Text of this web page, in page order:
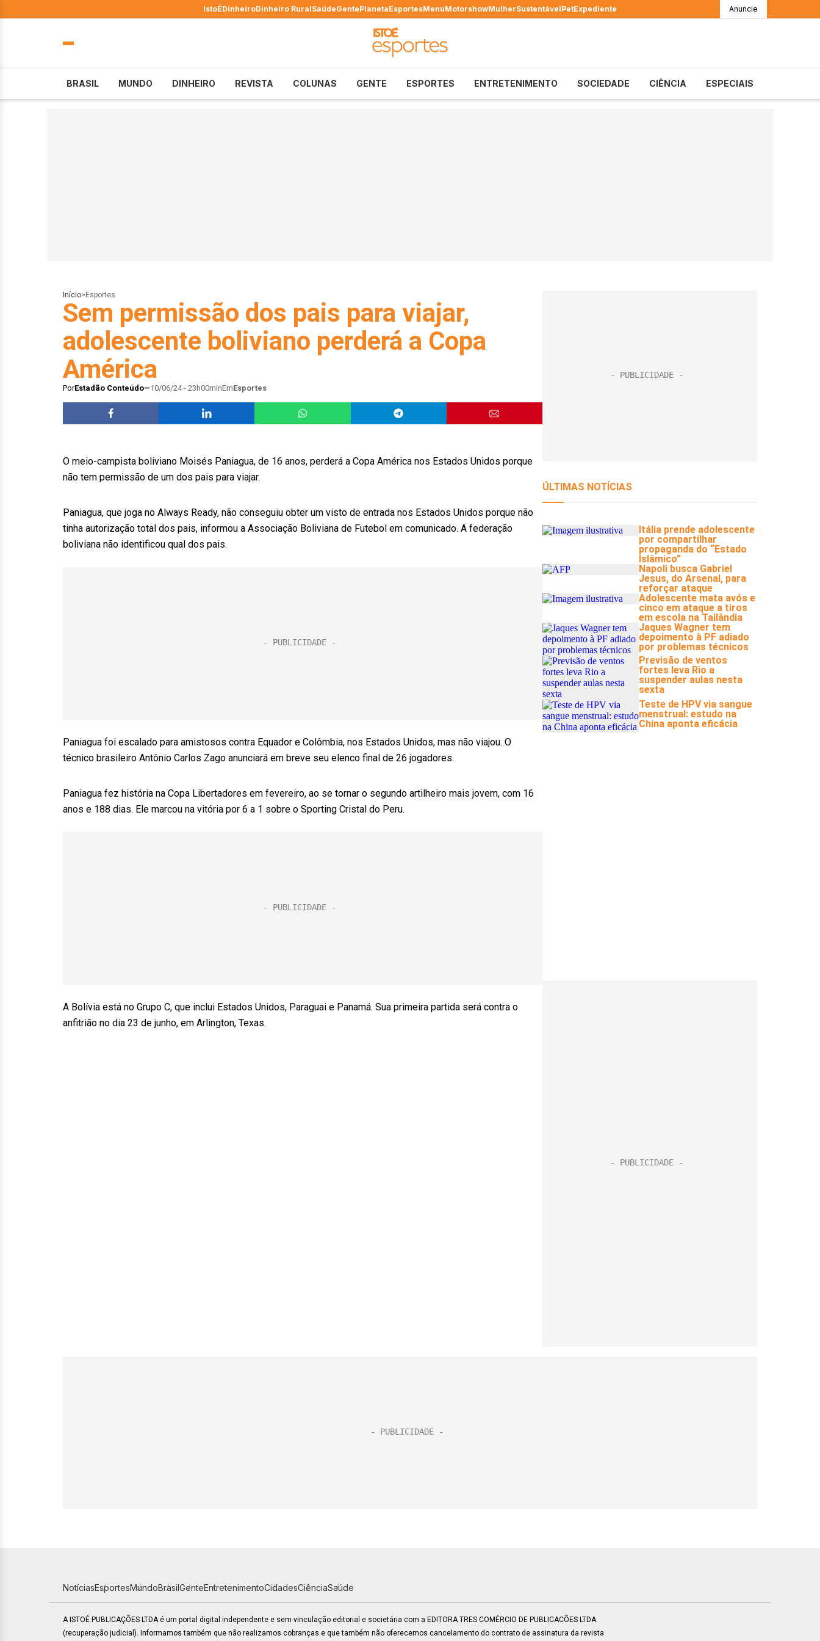
IstoÉDinheiroDinheiro RuralSaúdeGentePlanetaEsportesMenuMotorshowMulherSustentávelPetExpediente Anuncie
BRASIL MUNDO DINHEIRO REVISTA COLUNAS GENTE ESPORTES ENTRETENIMENTO SOCIEDADE CIÊNCIA ESPECIAIS
Início> Esportes
Sem permissão dos pais para viajar,
adolescente boliviano perderá a Copa
América
PorEstadão Conteúdo 10/06/24 - 23h00minEmEsportes
O meio-campista boliviano Moisés Paniagua, de 16 anos, perderá a Copa América nos Estados Unidos porque
não tem permissão de um dos pais para viajar.
Paniagua, que joga no Always Ready, não conseguiu obter um visto de entrada nos Estados Unidos porque não
tinha autorização total dos pais, informou a Associação Boliviana de Futebol em comunicado. A federação
boliviana não identificou qual dos pais.
Paniagua foi escalado para amistosos contra Equador e Colômbia, nos Estados Unidos, mas não viajou. O
técnico brasileiro Antônio Carlos Zago anunciará em breve seu elenco final de 26 jogadores.
Paniagua fez história na Copa Libertadores em fevereiro, ao se tornar o segundo artilheiro mais jovem, com 16
anos e 188 dias. Ele marcou na vitória por 6 a 1 sobre o Sporting Cristal do Peru.
A Bolívia está no Grupo C, que inclui Estados Unidos, Paraguai e Panamá. Sua primeira partida será contra o
anfitrião no dia 23 de junho, em Arlington, Texas.
NotíciasEsportesMundoBrasilGenteEntretenimentoCidadesCiênciaSaúde
A ISTOÉ PUBLICAÇÕES LTDA é um portal digital independente e sem vinculação editorial e societária com a EDITORA TRES COMÉRCIO DE PUBLICACÕES LTDA
(recuperação judicial). Informamos também que não realizamos cobranças e que também não oferecemos cancelamento do contrato de assinatura da revista